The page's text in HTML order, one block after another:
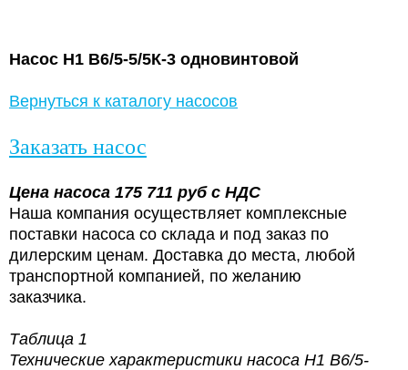
Насос Н1 В6/5-5/5К-3 одновинтовой
Вернуться к каталогу насосов
Заказать насос
Цена насоса 175 711 руб с НДС
Наша компания осуществляет комплексные
поставки насоса со склада и под заказ по
дилерским ценам. Доставка до места, любой
транспортной компанией, по желанию
заказчика.
Таблица 1
Технические характеристики насоса Н1 В6/5-